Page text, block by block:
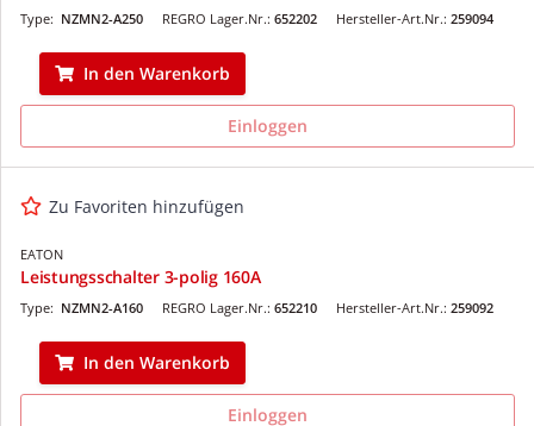
REGRO Lager.Nr.: 652202
Type: NZMN2-A250 Hersteller-Art.Nr.: 259094
In den Warenkorb
Einloggen
Zu Favoriten hinzufügen
EATON
Leistungsschalter 3-polig 160A
REGRO Lager.Nr.: 652210
Type: NZMN2-A160 Hersteller-Art.Nr.: 259092
In den Warenkorb
Einloggen